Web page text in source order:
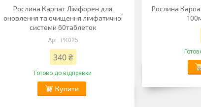
Рослина Карпат Лімфорен для
оновлення та очищення лімфатичної
системи 60таблеток
РК025
340 ₴
Готово до відправки
Купити
Рослина